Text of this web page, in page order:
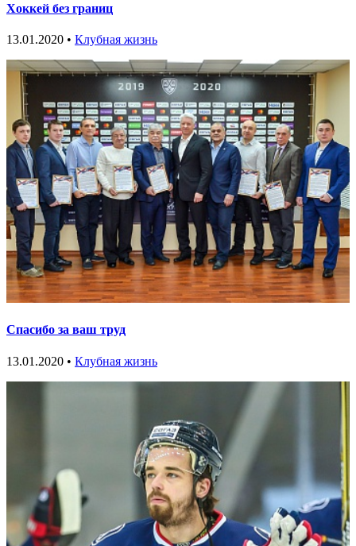
Хоккей без границ
13.01.2020 • Клубная жизнь
Спасибо за ваш труд
13.01.2020 • Клубная жизнь